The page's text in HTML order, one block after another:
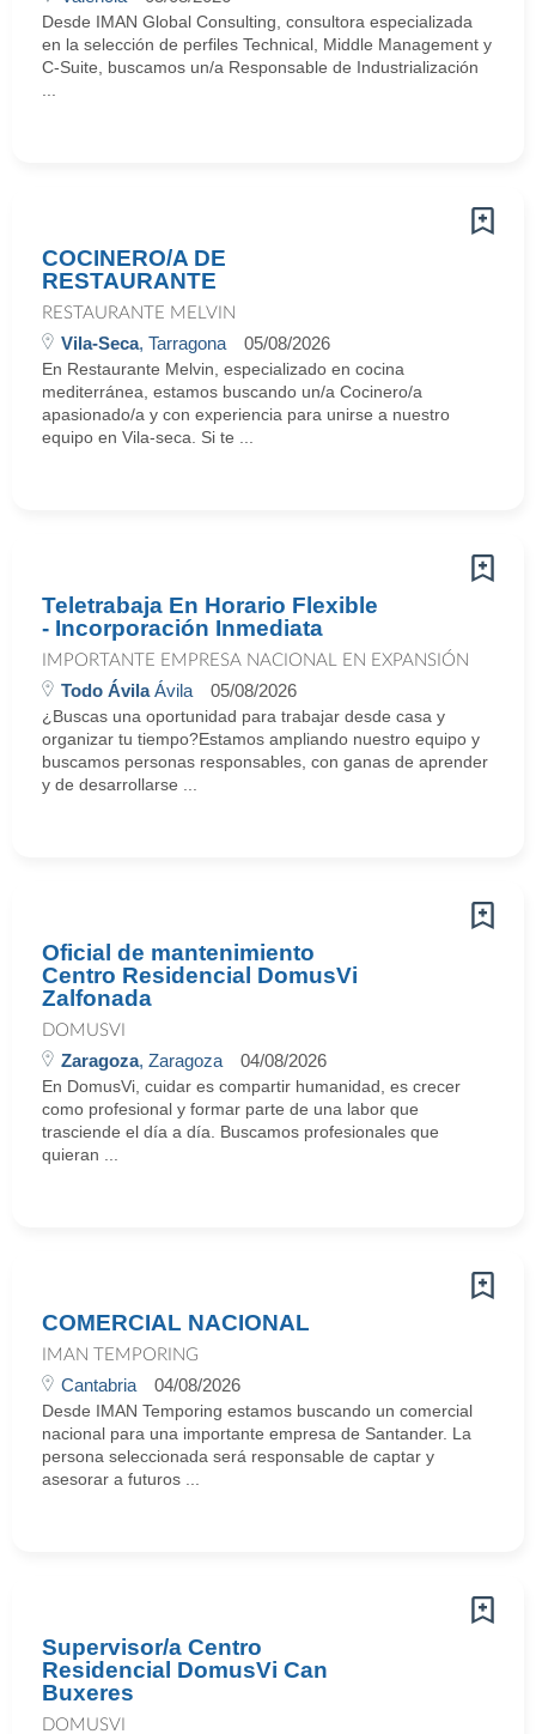
Desde IMAN Global Consulting, consultora especializada
en la selección de perfiles Technical, Middle Management y
C-Suite, buscamos un/a Responsable de Industrialización
COCINERO/A DE
RESTAURANTE
RESTAURANTE MELVIN
Vila-Seca, Tarragona 05/08/2026
En Restaurante Melvin, especializado en cocina
mediterránea, estamos buscando un/a Cocinero/a
apasionado/a y con experiencia para unirse a nuestro
equipo en Vila-seca. Si te ...
Teletrabaja En Horario Flexible
- Incorporación Inmediata
IMPORTANTE EMPRESA NACIONAL EN EXPANSIÓN
Todo ÁvilaÁvila 05/08/2026
¿Buscas una oportunidad para trabajar desde casa y
organizar tu tiempo?Estamos ampliando nuestro equipo y
buscamos personas responsables, con ganas de aprender
y de desarrollarse ...
Oficial de mantenimiento
Centro Residencial DomusVi
Zalfonada
DOMUSVI
Zaragoza, Zaragoza 04/08/2026
En DomusVi, cuidar es compartir humanidad, es crecer
como profesional y formar parte de una labor que
trasciende el día a día. Buscamos profesionales que
quieran ...
COMERCIAL NACIONAL
IMAN TEMPORING
Cantabria 04/08/2026
Desde IMAN Temporing estamos buscando un comercial
nacional para una importante empresa de Santander. La
persona seleccionada será responsable de captar y
asesorar a futuros ...
Supervisor/a Centro
Residencial DomusVi Can
Buxeres
DOMUSVI